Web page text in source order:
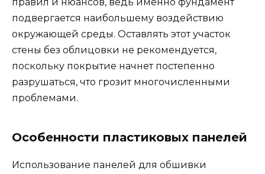
подвергается наибольшему воздействию
окружающей среды. Оставлять этот участок
стены без облицовки не рекомендуется,
поскольку покрытие начнет постепенно
разрушаться, что грозит многочисленными
проблемами.
Особенности пластиковых панелей
Использование панелей для обшивки